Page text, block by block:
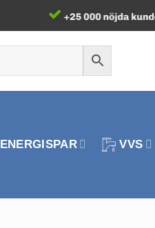
ENERGISPAR VVS